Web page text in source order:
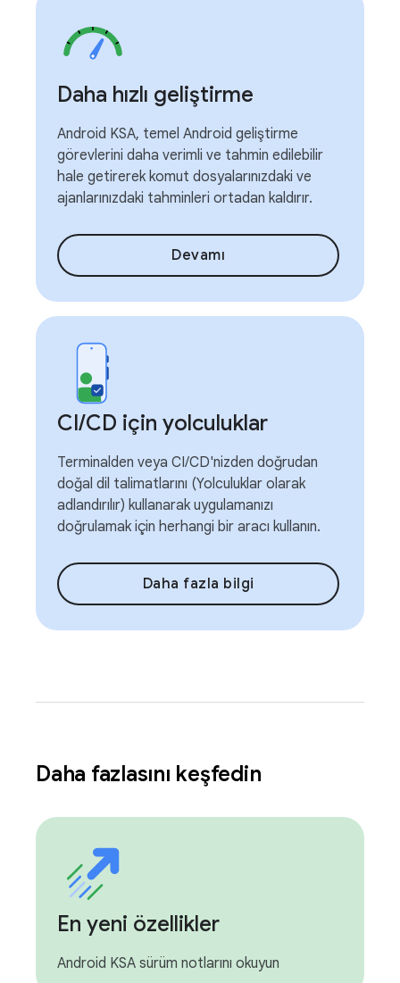
Daha hızlı geliştirme
Android KSA, temel Android geliştirme
görevlerini daha verimli ve tahmin edilebilir
hale getirerek komut dosyalarınızdaki ve
ajanlarınızdaki tahminleri ortadan kaldırır.
Devamı
CI/CD için yolculuklar
Terminalden veya CI/CD'nizden doğrudan
doğal dil talimatlarını (Yolculuklar olarak
adlandırılır) kullanarak uygulamanızı
doğrulamak için herhangi bir aracı kullanın.
Daha fazla bilgi
Daha fazlasını keşfedin
En yeni özellikler
Android KSA sürüm notlarını okuyun